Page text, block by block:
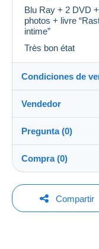
Blu Ray + 2 DVD
photos + livre
intime”
Très bon état
Condiciones de
Destino:
Ver la lista de
Envío:
Envío después
A cargo del
Métodos de
Vendedor
lenoil68
Pregunta (0)
Para hacer
Compra (0)
Compartir